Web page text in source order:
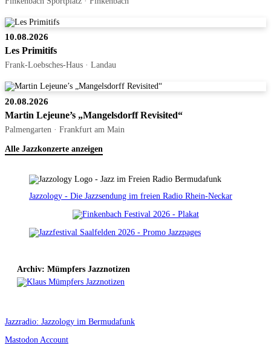
10.08.2026
Les Primitifs
Frank-Loebsches-Haus · Landau
20.08.2026
Martin Lejeune’s „Mangelsdorff Revisited“
Palmengarten · Frankfurt am Main
Alle Jazzkonzerte anzeigen
Jazzology - Die Jazzsendung im freien Radio Rhein-Neckar
Archiv: Mümpfers Jazznotizen
Jazzradio: Jazzology im Bermudafunk
Mastodon Account